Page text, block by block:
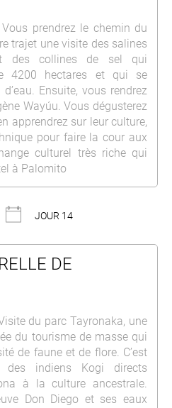
prendrez le chemin du
trajet une visite des salines
des collines de sel qui
4200 hectares et qui se
Ensuite, vous rendrez
Wayúu. Vous dégusterez
apprendrez sur leur culture,
pour faire la cour aux
culturel très riche qui
à Palomito
JOUR 14
DE
du parc Tayronaka, une
du tourisme de masse qui
de faune et de flore. C’est
indiens Kogi directs
à la culture ancestrale.
Don Diego et ses eaux